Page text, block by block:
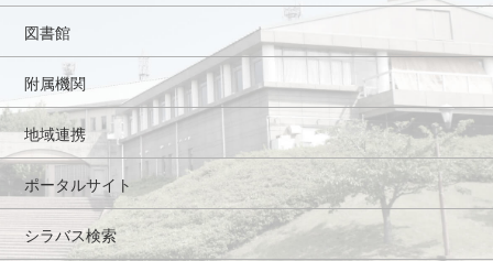
図書館
附属機関
地域連携
ポータルサイト
シラバス検索